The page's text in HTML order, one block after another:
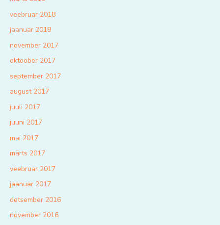
veebruar 2018
jaanuar 2018
november 2017
oktoober 2017
september 2017
august 2017
juuli 2017
juuni 2017
mai 2017
märts 2017
veebruar 2017
jaanuar 2017
detsember 2016
november 2016